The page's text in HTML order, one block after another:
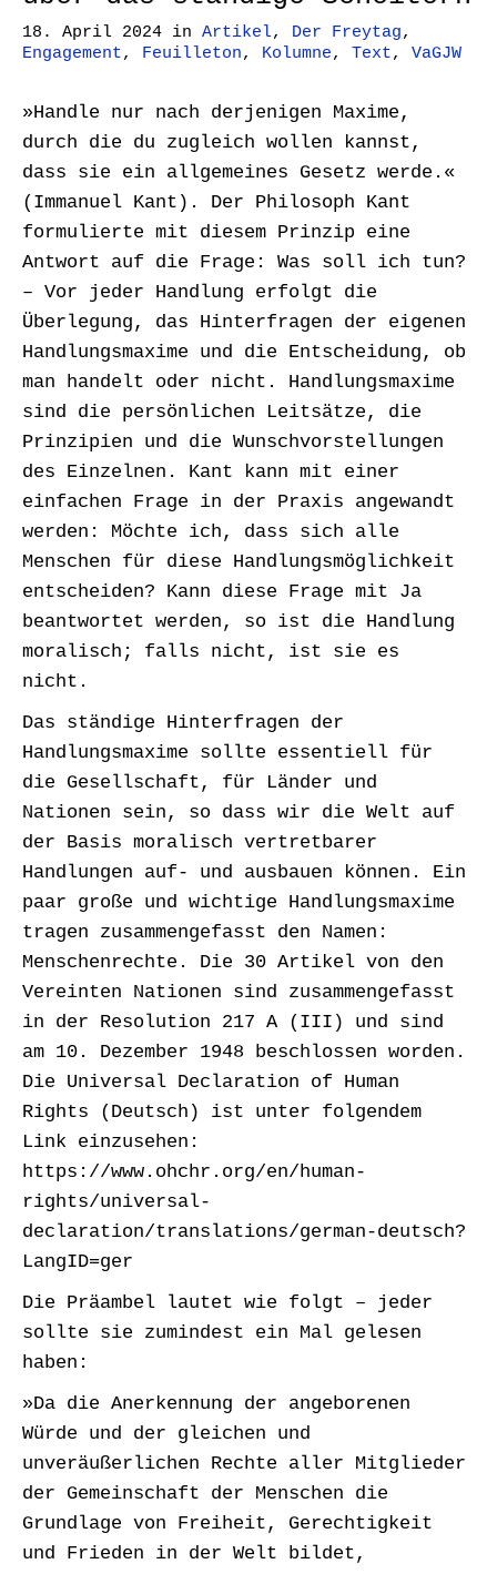
18. April 2024 in Artikel, Der Freytag,
Engagement, Feuilleton, Kolumne, Text, VaGJW
»Handle nur nach derjenigen Maxime,
durch die du zugleich wollen kannst,
dass sie ein allgemeines Gesetz werde.«
(Immanuel Kant). Der Philosoph Kant
formulierte mit diesem Prinzip eine
Antwort auf die Frage: Was soll ich tun?
– Vor jeder Handlung erfolgt die
Überlegung, das Hinterfragen der eigenen
Handlungsmaxime und die Entscheidung, ob
man handelt oder nicht. Handlungsmaxime
sind die persönlichen Leitsätze, die
Prinzipien und die Wunschvorstellungen
des Einzelnen. Kant kann mit einer
einfachen Frage in der Praxis angewandt
werden: Möchte ich, dass sich alle
Menschen für diese Handlungsmöglichkeit
entscheiden? Kann diese Frage mit Ja
beantwortet werden, so ist die Handlung
moralisch; falls nicht, ist sie es
nicht.
Das ständige Hinterfragen der
Handlungsmaxime sollte essentiell für
die Gesellschaft, für Länder und
Nationen sein, so dass wir die Welt auf
der Basis moralisch vertretbarer
Handlungen auf- und ausbauen können. Ein
paar große und wichtige Handlungsmaxime
tragen zusammengefasst den Namen:
Menschenrechte. Die 30 Artikel von den
Vereinten Nationen sind zusammengefasst
in der Resolution 217 A (III) und sind
am 10. Dezember 1948 beschlossen worden.
Die Universal Declaration of Human
Rights (Deutsch) ist unter folgendem
Link einzusehen:
https://www.ohchr.org/en/human-
rights/universal-
declaration/translations/german-deutsch?
LangID=ger
Die Präambel lautet wie folgt – jeder
sollte sie zumindest ein Mal gelesen
haben:
»Da die Anerkennung der angeborenen
Würde und der gleichen und
unveräußerlichen Rechte aller Mitglieder
der Gemeinschaft der Menschen die
Grundlage von Freiheit, Gerechtigkeit
und Frieden in der Welt bildet,